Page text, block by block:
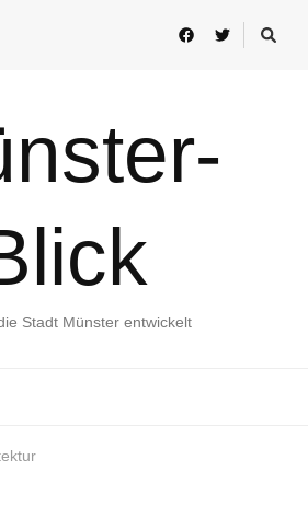
Stadt Münster entwickelt